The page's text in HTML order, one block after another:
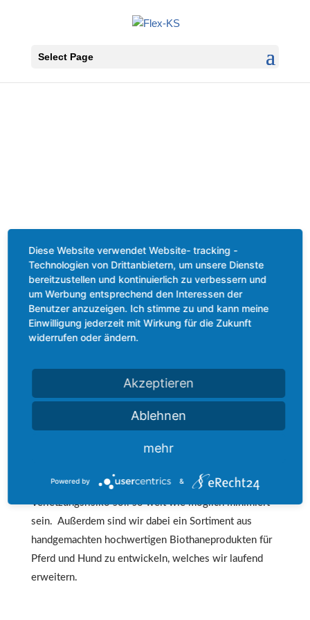
Select Page
Willkommen bei Flex-KS
Ihr Onlineshop für
Pferdebodenarbeit und
Unser Zubehör für den Pferdesport eignet sich für
viele Trainingstechniken und -arten. Farbliche
Gehirnhälften-Aktivierung, Bodenarbeit und Cavaletti-
Übungen. Dabei achten wir immer darauf, dass die
leicht zu handhaben und flexibel sind. Das
Verletzungsrisiko soll so weit wie möglich minimiert
sein. Außerdem sind wir dabei ein Sortiment aus
handgemachten hochwertigen Biothaneprodukten für
Pferd und Hund zu entwickeln, welches wir laufend
erweitern.
Diese Website verwendet Website- tracking -
Technologien von Drittanbietern, um unsere Dienste
bereitzustellen und kontinuierlich zu verbessern und
um Werbung entsprechend den Interessen der
Benutzer anzuzeigen. Ich stimme zu und kann meine
Einwilligung jederzeit mit Wirkung für die Zukunft
widerrufen oder ändern.
Akzeptieren
Ablehnen
mehr
Powered by &